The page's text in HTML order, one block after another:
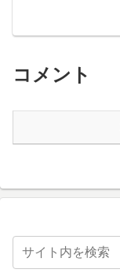
コメント